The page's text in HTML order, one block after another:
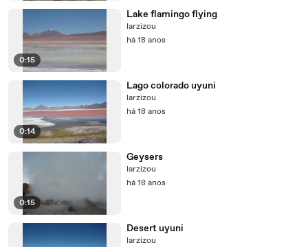
0:15
Lake flamingo flying
larzizou
há 18 anos
0:14
Lago colorado uyuni
larzizou
há 18 anos
0:15
Geysers
larzizou
há 18 anos
Desert uyuni
larzizou